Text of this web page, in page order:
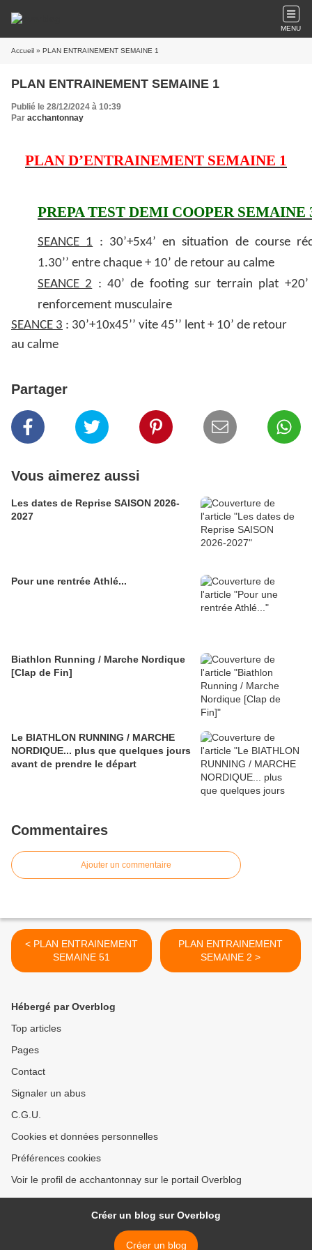
MENU
Accueil » PLAN ENTRAINEMENT SEMAINE 1
PLAN ENTRAINEMENT SEMAINE 1
Publié le 28/12/2024 à 10:39
Par acchantonnay
PLAN D’ENTRAINEMENT SEMAINE 1
PREPA TEST DEMI COOPER SEMAINE
SEANCE 1 : 30’+5x4’ en situation de course
1.30’’ entre chaque + 10’ de retour au calme
SEANCE 2 : 40’ de footing sur terrain plat +20’
renforcement musculaire
SEANCE 3 : 30’+10x45’’ vite 45’’ lent + 10’ de retour
au calme
Partager
Vous aimerez aussi
Les dates de Reprise SAISON 2026-
2027
Pour une rentrée Athlé...
Biathlon Running / Marche Nordique
[Clap de Fin]
Le BIATHLON RUNNING / MARCHE
NORDIQUE... plus que quelques jours
avant de prendre le départ
Commentaires
Ajouter un commentaire
< PLAN ENTRAINEMENT
SEMAINE 51
PLAN ENTRAINEMENT
SEMAINE 2 >
Hébergé par Overblog
Top articles
Pages
Contact
Signaler un abus
C.G.U.
Cookies et données personnelles
Préférences cookies
Voir le profil de acchantonnay sur le portail Overblog
Créer un blog sur Overblog
Créer un blog